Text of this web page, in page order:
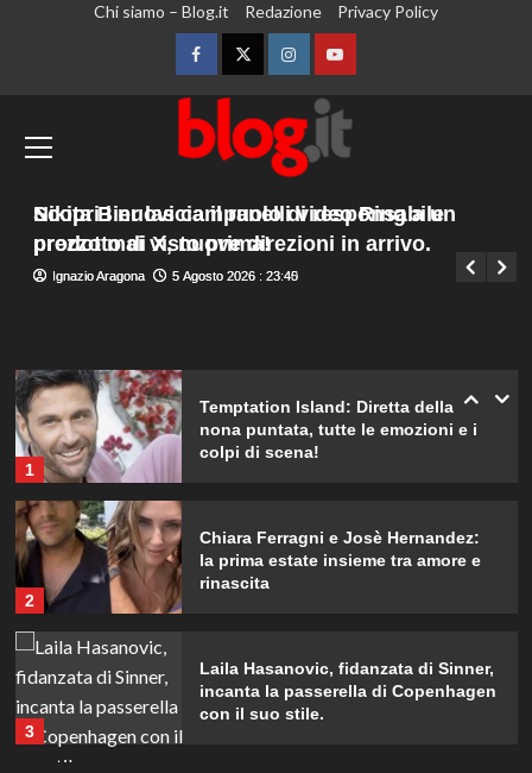
Chi siamo – Blog.it Redazione Privacy Policy
FacebookTwitterInstagramYouTube
principale
Ambasciata d’Albania a Roma “Accordo
con l’Italia rafforza ulteriormente il
partenariato strategico”
Giuseppe Recca 6 Agosto 2026 : 2:00
Scopri i nuovi campanelli video Ring a un
prezzo mai visto prima!
Ignazio Aragona 5 Agosto 2026 : 23:45
Nikita Bier lascia il ruolo di responsabile
prodotto di X, nuove direzioni in arrivo.
Ignazio Aragona 5 Agosto 2026 : 23:40
Laila Hasanovic, fidanzata di Sinner,
incanta la passerella di Copenhagen
con il suo stile.
Hai notato il linguaggio attento di re
Carlo nell’annuncio della nascita di
Sabrina Soussi torna sui social:
1
Temptation Island: Diretta della
nona puntata, tutte le emozioni e i
colpi di scena!
2
Chiara Ferragni e Josè Hernandez:
la prima estate insieme tra amore e
rinascita
3
Laila Hasanovic, fidanzata di Sinner,
incanta la passerella di Copenhagen
con il suo stile.